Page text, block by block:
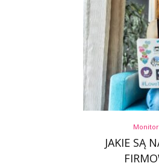
JAKIE SĄ